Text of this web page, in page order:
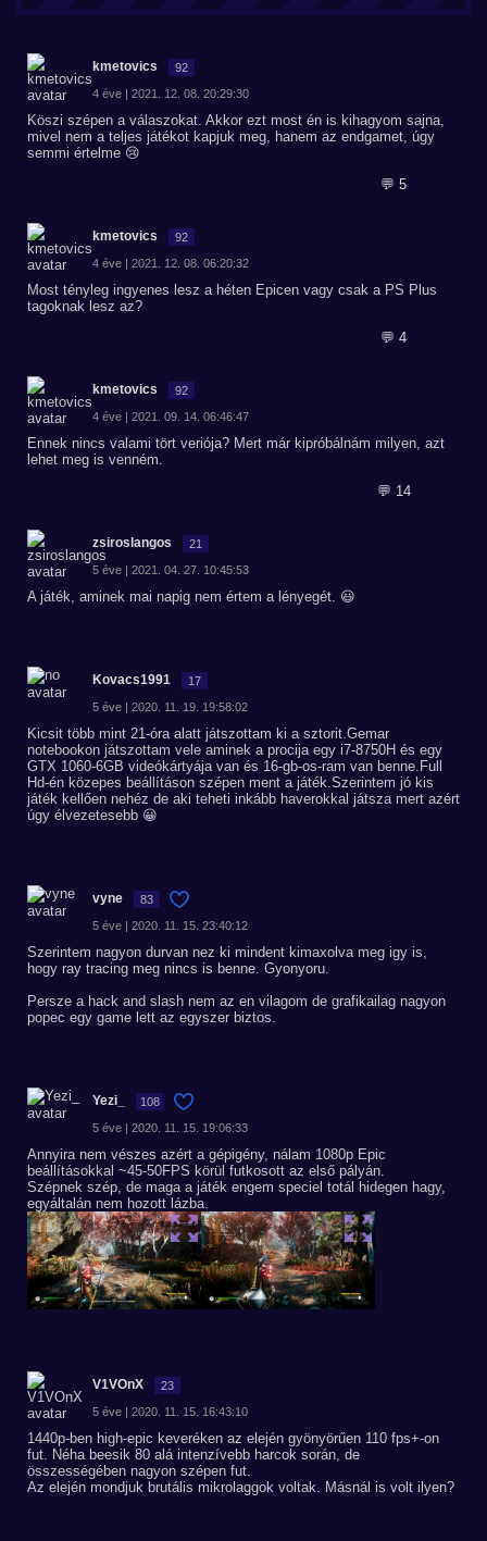
kmetovics 92
4 éve | 2021. 12. 08. 20:29:30
Köszi szépen a válaszokat. Akkor ezt most én is kihagyom sajna,
mivel nem a teljes játékot kapjuk meg, hanem az endgamet, úgy
semmi értelme 😢
💬 5
kmetovics 92
4 éve | 2021. 12. 08. 06:20:32
Most tényleg ingyenes lesz a héten Epicen vagy csak a PS Plus
tagoknak lesz az?
💬 4
kmetovics 92
4 éve | 2021. 09. 14. 06:46:47
Ennek nincs valami tört veriója? Mert már kipróbálnám milyen, azt
lehet meg is venném.
💬 14
zsiroslangos 21
5 éve | 2021. 04. 27. 10:45:53
A játék, aminek mai napig nem értem a lényegét. 😃
Kovacs1991 17
5 éve | 2020. 11. 19. 19:58:02
Kicsit több mint 21-óra alatt játszottam ki a sztorit.Gemar
notebookon játszottam vele aminek a procija egy i7-8750H és egy
GTX 1060-6GB videókártyája van és 16-gb-os-ram van benne.Full
Hd-én közepes beállításon szépen ment a játék.Szerintem jó kis
játék kellően nehéz de aki teheti inkább haverokkal játsza mert azért
úgy élvezetesebb 😀
vyne 83
5 éve | 2020. 11. 15. 23:40:12
Szerintem nagyon durvan nez ki mindent kimaxolva meg igy is,
hogy ray tracing meg nincs is benne. Gyonyoru.
Persze a hack and slash nem az en vilagom de grafikailag nagyon
popec egy game lett az egyszer biztos.
Yezi_ 108
5 éve | 2020. 11. 15. 19:06:33
Annyira nem vészes azért a gépigény, nálam 1080p Epic
beállításokkal ~45-50FPS körül futkosott az első pályán.
Szépnek szép, de maga a játék engem speciel totál hidegen hagy,
egyáltalán nem hozott lázba.
V1VOnX 23
5 éve | 2020. 11. 15. 16:43:10
1440p-ben high-epic keveréken az elején gyönyörűen 110 fps+-on
fut. Néha beesik 80 alá intenzívebb harcok során, de
összességében nagyon szépen fut.
Az elején mondjuk brutális mikrolaggok voltak. Másnál is volt ilyen?